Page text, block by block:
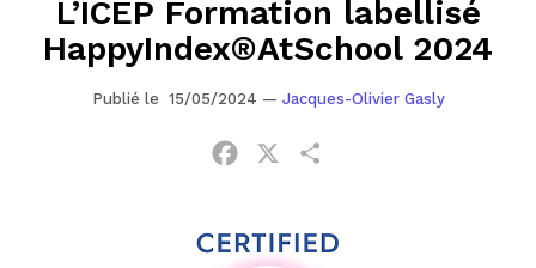
L’ICEP Formation labellisé
HappyIndex®AtSchool 2024
Publié le 15/05/2024 — Jacques-Olivier Gasly
Facebook